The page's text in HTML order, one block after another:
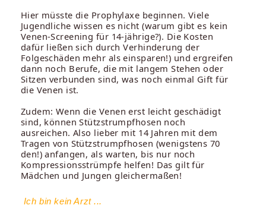
Hier müsste die Prophylaxe beginnen. Viele
Jugendliche wissen es nicht (warum gibt es kein
Venen-Screening für 14-jährige?). Die Kosten
dafür ließen sich durch Verhinderung der
Folgeschäden mehr als einsparen!) und ergreifen
dann noch Berufe, die mit langem Stehen oder
Sitzen verbunden sind, was noch einmal Gift für
die Venen ist.
Zudem: Wenn die Venen erst leicht geschädigt
sind, können Stützstrumpfhosen noch
ausreichen. Also lieber mit 14 Jahren mit dem
Tragen von Stützstrumpfhosen (wenigstens 70
den!) anfangen, als warten, bis nur noch
Kompressionsstrümpfe helfen! Das gilt für
Mädchen und Jungen gleichermaßen!
Ich bin kein Arzt ...